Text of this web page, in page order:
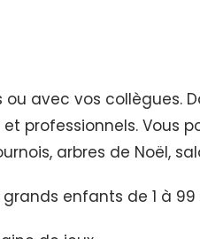
avec vos collègues.
professionnels. Vous
arbres de Noël,
enfants de 1 à 99